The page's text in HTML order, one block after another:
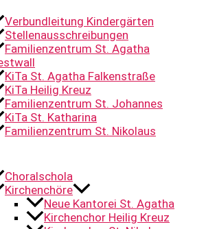
Verbundleitung Kindergärten
Stellenausschreibungen
Familienzentrum St. Agatha
KiTa St. Agatha Falkenstraße
KiTa Heilig Kreuz
Familienzentrum St. Johannes
KiTa St. Katharina
Familienzentrum St. Nikolaus
Choralschola
Kirchenchöre
Neue Kantorei St. Agatha
Kirchenchor Heilig Kreuz